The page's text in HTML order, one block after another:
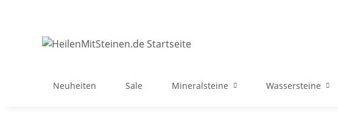
Neuheiten Sale Mineralsteine Wassersteine